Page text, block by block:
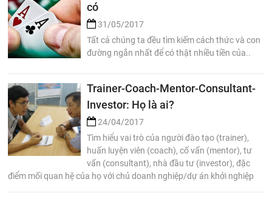
có
31/05/2017
Tất cả chúng ta đều tìm kiếm cách thức và con
đường ngắn nhất để có thật nhiều tiền của..
Trainer-Coach-Mentor-Consultant-
Investor: Họ là ai?
24/04/2017
Tìm hiểu vai trò của người đào tạo (trainer),
huấn luyện viên (coach), cố vấn (mentor), tư
vấn (consultant), nhà đầu tư (investor), đặc
điểm mối quan hệ của họ với chủ doanh nghiệp/dự án khởi nghiệp